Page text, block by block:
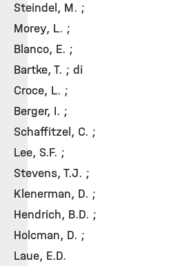
Steindel, M. ;
Morey, L. ;
Blanco, E. ;
Bartke, T. ; di
Croce, L. ;
Berger, I. ;
Schaffitzel, C. ;
Lee, S.F. ;
Stevens, T.J. ;
Klenerman, D. ;
Hendrich, B.D. ;
Holcman, D. ;
Laue, E.D.